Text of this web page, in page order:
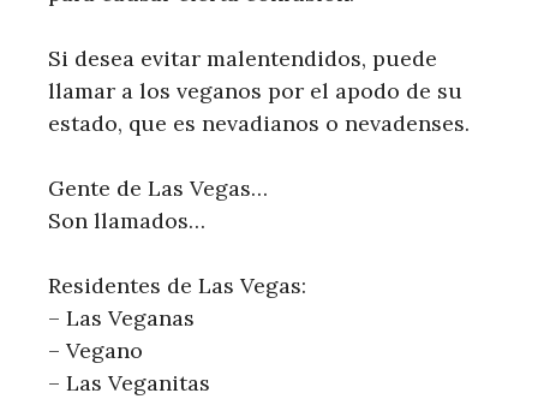
Si desea evitar malentendidos, puede
llamar a los veganos por el apodo de su
estado, que es nevadianos o nevadenses.
Gente de Las Vegas…
Son llamados…
Residentes de Las Vegas:
– Las Veganas
– Vegano
– Las Veganitas